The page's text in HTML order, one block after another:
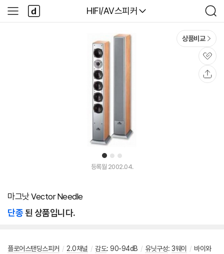
다나와
HIFI/AV스피커
검
색
사
이
다
나
와
1 2 3
상품비교
관
심
등록월 2002.04.
마그낫 Vector Needle
단종된 상품입니다.
플로어스탠딩스피커 / 2.0채널 / 감도: 90-94dB / 유닛구성: 3웨이 / 바이와